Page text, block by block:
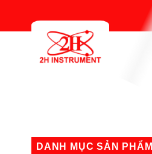
DANH MỤC SẢN PHẨM